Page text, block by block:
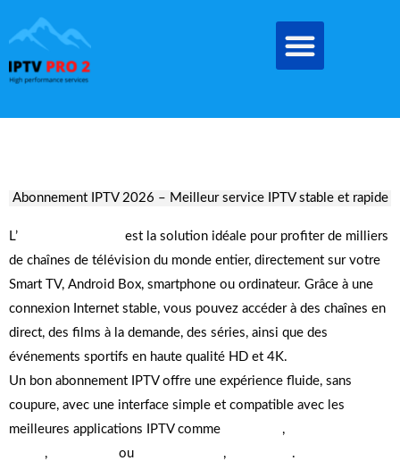
au
contenu
Abonnement IPTV 2026 – Meilleur service IPTV stable et rapide
L’
est la solution idéale pour profiter de milliers
de chaînes de télévision du monde entier, directement sur votre
Smart TV, Android Box, smartphone ou ordinateur. Grâce à une
connexion Internet stable, vous pouvez accéder à des chaînes en
direct, des films à la demande, des séries, ainsi que des
événements sportifs en haute qualité HD et 4K.
Un bon abonnement IPTV offre une expérience fluide, sans
coupure, avec une interface simple et compatible avec les
meilleures applications IPTV comme
,
, ou ,
.